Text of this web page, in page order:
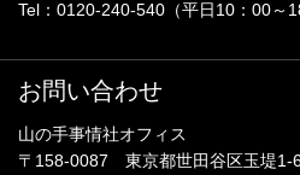
Tel：0120-240-540（平日10：00～
お問い合わせ
山の手事情社オフィス
〒158-0087 東京都世田谷区玉堤1-